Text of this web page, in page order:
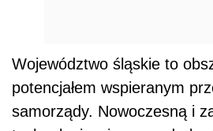
Województwo śląskie to
potencjałem wspieranym
samorządy. Nowoczesną i